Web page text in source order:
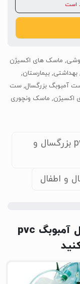
است
, ماسک های اکسیژن
, بهداشتی, بیمارستان,
آمبوبگ بزرگسال, ست
اکسیژن, ماسک ونچوری
توضیحات بیشتر درباره آمبوبگ pvc بزرگسال و
سایر محصولات مرتبط با محصول آمبوبگ pvc